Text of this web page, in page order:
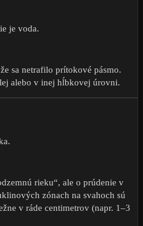
je voda.
sa netrafilo prítokové pásmo.
alebo v inej hĺbkovej úrovni.
rieku“, ale o prúdenie v
zónach na svahoch sú
v ráde centimetrov (napr. 1–3